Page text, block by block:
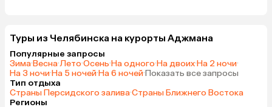
Туры из Челябинска на курорты Аджмана
Популярные запросы
Зима·Весна·Лето·Осень·На одного·На двоих·На 2 ночи·
На 3 ночи·На 5 ночей·На 6 ночей·Показать все запросы
Тип отдыха
Страны Персидского залива·Страны Ближнего Востока
Регионы